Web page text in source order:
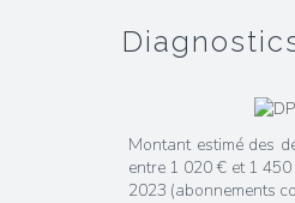
Montant estimé des
entre 1 020 € et 1
2023 (abonnements